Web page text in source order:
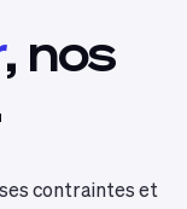
, nos
contraintes et